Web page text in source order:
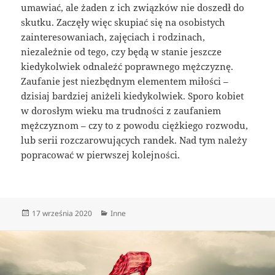
umawiać, ale żaden z ich związków nie doszedł do
skutku. Zaczęły więc skupiać się na osobistych
zainteresowaniach, zajęciach i rodzinach,
niezależnie od tego, czy będą w stanie jeszcze
kiedykolwiek odnaleźć poprawnego mężczyznę.
Zaufanie jest niezbędnym elementem miłości –
dzisiaj bardziej aniżeli kiedykolwiek. Sporo kobiet
w dorosłym wieku ma trudności z zaufaniem
mężczyznom – czy to z powodu ciężkiego rozwodu,
lub serii rozczarowujących randek. Nad tym należy
popracować w pierwszej kolejności.
Data
17 września 2020 Kategorie
Inne